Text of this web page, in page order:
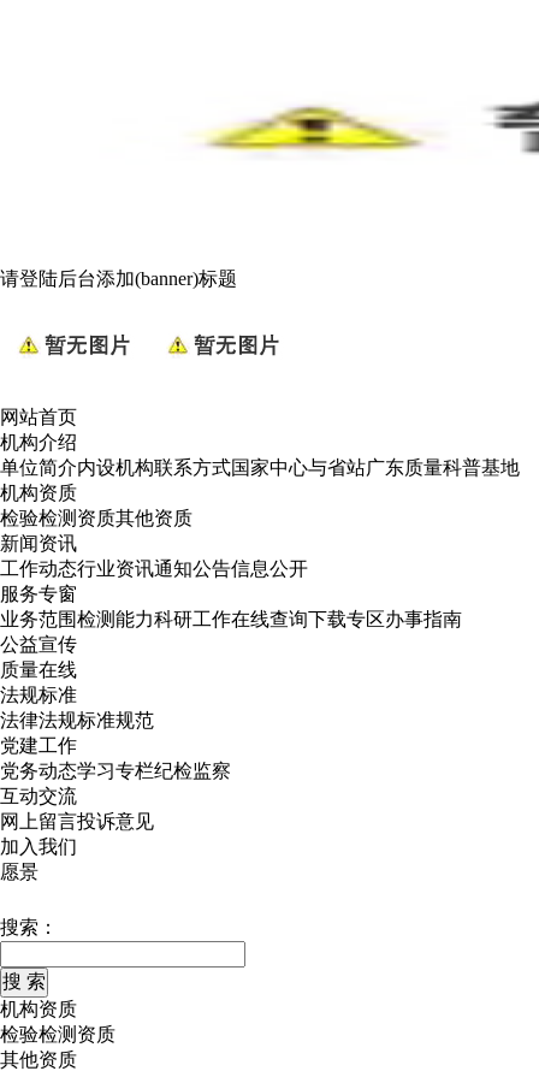
请登陆后台添加(banner)标题
网站首页
机构介绍
单位简介内设机构联系方式国家中心与省站广东质量科普基地
机构资质
检验检测资质其他资质
新闻资讯
工作动态行业资讯通知公告信息公开
服务专窗
业务范围检测能力科研工作在线查询下载专区办事指南
公益宣传
质量在线
法规标准
法律法规标准规范
党建工作
党务动态学习专栏纪检监察
互动交流
网上留言投诉意见
加入我们
愿景
搜索：
机构资质
检验检测资质
其他资质